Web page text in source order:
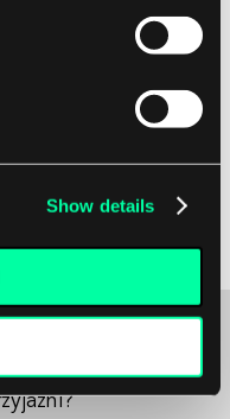
Show details
kubectl cp,
przepływów pracy i